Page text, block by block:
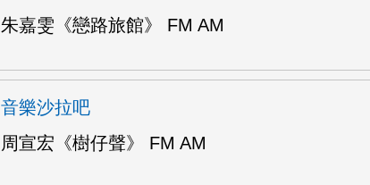
朱嘉雯《戀路旅館》 FM AM
音樂沙拉吧
周宣宏《樹仔聲》 FM AM